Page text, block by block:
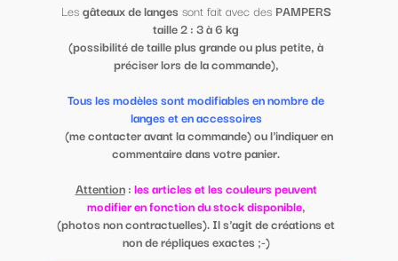
Lesgâteaux de langes sont fait avec des PAMPERS
taille 2 : 3 à 6 kg
(possibilité de taille plus grande ou plus petite, à
préciser lors de la commande),
Tous les modèles sont modifiables en nombre de
langes et en accessoires
(me contacter avant la commande) ou l'indiquer en
commentaire dans votre panier.
Attention:les articles et les couleurs peuvent
modifier en fonction du stock disponible,
(photos non contractuelles). Il s'agit de créations et
non de répliques exactes ;-)